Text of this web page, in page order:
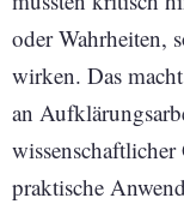
oder Wahrheiten,
wirken. Das
an
praktische